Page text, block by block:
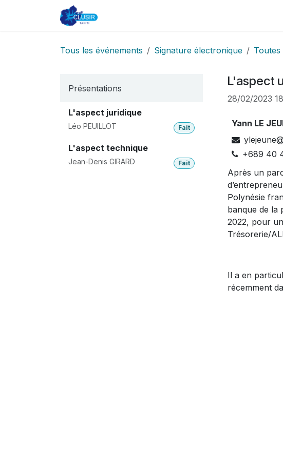
Se rendre au contenu
Tous les événements Signature électronique Toutes
Présentations
L'aspect juridique
Léo PEUILLOT Fait
L'aspect technique
Jean-Denis GIRARD Fait
L'aspect
28/02/2023
Yann LE
+689 40
Après un
Polynésie
banque de la
2022, pour
Trésorerie/
Il a en
récemment